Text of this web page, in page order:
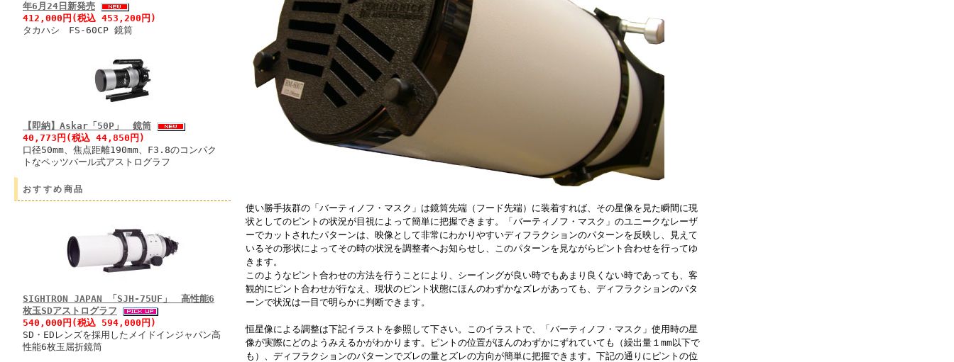
年6月24日新発売
412,000円(税込 453,200円)
タカハシ FS-60CP 鏡筒
【即納】Askar「50P」 鏡筒
40,773円(税込 44,850円)
口径50mm、焦点距離190mm、F3.8のコンパク
トなペッツバール式アストログラフ
おすすめ商品
SIGHTRON JAPAN 「SJH-75UF」 高性能6
枚玉SDアストログラフ
540,000円(税込 594,000円)
SD・EDレンズを採用したメイドインジャパン高
性能6枚玉屈折鏡筒
使い勝手抜群の「バーティノフ・マスク」は鏡筒先端（フード先端）に装着すれば、その星像を見た瞬間に現
状としてのピントの状況が目視によって簡単に把握できます。「バーティノフ・マスク」のユニークなレーザ
ーでカットされたパターンは、映像として非常にわかりやすいディフラクションのパターンを反映し、見えて
いるその形状によってその時の状況を調整者へお知らせし、このパターンを見ながらピント合わせを行ってゆ
きます。
このようなピント合わせの方法を行うことにより、シーイングが良い時でもあまり良くない時であっても、客
観的にピント合わせが行なえ、現状のピント状態にほんのわずかなズレがあっても、ディフラクションのパタ
ーンで状況は一目で明らかに判断できます。
恒星像による調整は下記イラストを参照して下さい。このイラストで、「バーティノフ・マスク」使用時の星
像が実際にどのようみえるかがわかります。ピントの位置がほんのわずかにずれていても（繰出量１mm以下で
も）、ディフラクションのパターンでズレの量とズレの方向が簡単に把握できます。下記の通りにピントの位